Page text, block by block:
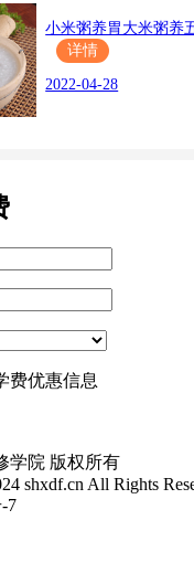
小米粥养胃大米粥养
详情
2022-04-28
费优惠信息
学院 版权所有
shxdf.cn All Rights
7